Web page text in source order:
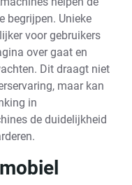
begrijpen. Unieke
voor gebruikers
over gaat en
Dit draagt niet
maar kan
in
de duidelijkheid